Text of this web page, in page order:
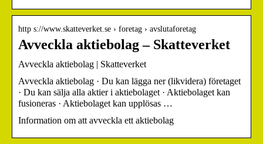
http s://www.skatteverket.se › foretag › avslutaforetag
Avveckla aktiebolag – Skatteverket
Avveckla aktiebolag | Skatteverket
Avveckla aktiebolag · Du kan lägga ner (likvidera) företaget
· Du kan sälja alla aktier i aktiebolaget · Aktiebolaget kan
fusioneras · Aktiebolaget kan upplösas …
Information om att avveckla ett aktiebolag